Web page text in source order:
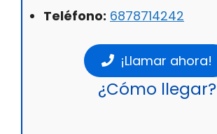
Teléfono: 6878714242
¡Llamar ahora!
¿Cómo llegar?